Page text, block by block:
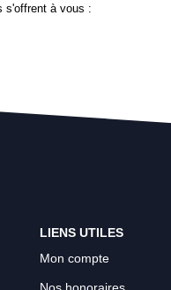
s'offrent à vous :
LIENS UTILES
Mon compte